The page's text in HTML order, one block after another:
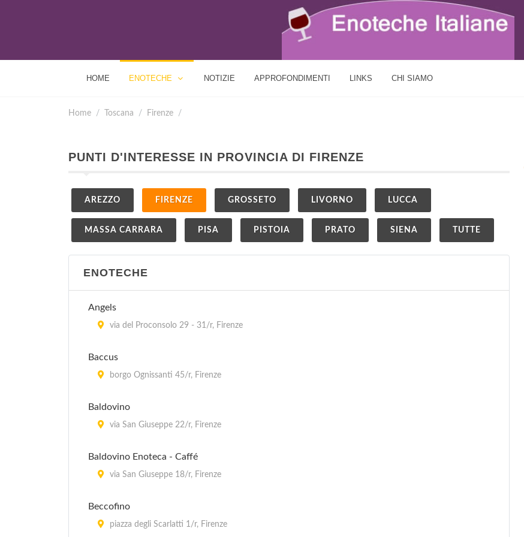
HOME ENOTECHE NOTIZIE APPROFONDIMENTI LINKS CHI SIAMO
Home Toscana Firenze
PUNTI D'INTERESSE IN PROVINCIA DI FIRENZE
AREZZO FIRENZE GROSSETO LIVORNO LUCCA
MASSA CARRARA PISA PISTOIA PRATO SIENA TUTTE
ENOTECHE
Angels
via del Proconsolo 29 - 31/r, Firenze
Baccus
borgo Ognissanti 45/r, Firenze
Baldovino
via San Giuseppe 22/r, Firenze
Baldovino Enoteca - Caffé
via San Giuseppe 18/r, Firenze
Beccofino
piazza degli Scarlatti 1/r, Firenze